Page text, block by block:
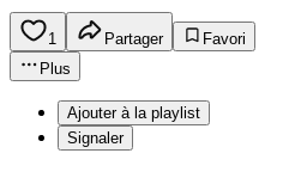
1 Partager
Favori
Plus
Ajouter à la playlist
Signaler